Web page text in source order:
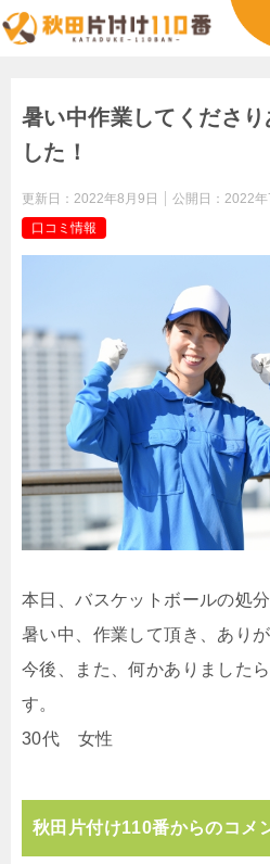
暑い中作業してくださ
した！
更新日： 2022年8月9日 公開日： 2022年
口コミ情報
本日、バスケットボールの処
暑い中、作業して頂き、あり
今後、また、何かありました
す。
30代 女性
秋田片付け110番からのコメ